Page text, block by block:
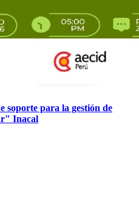
para la gestión de
Inacal